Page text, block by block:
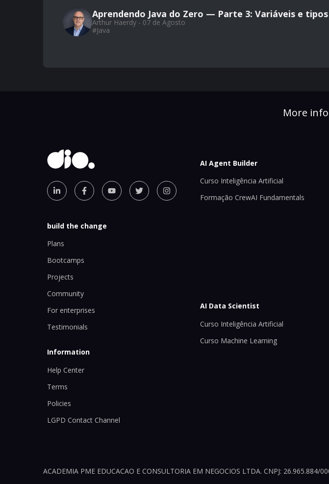
Aprendendo Java do Zero — Parte 3: Variáveis e
Arthur Haerdy - 07 de Agosto
#Java
More
build the change
Plans
Bootcamps
Projects
Community
For enterprises
Testimonials
Information
Help Center
Terms
Policies
LGPD Contact Channel
AI Agent Builder
Curso Inteligência Artificial
Formação CrewAI Fundamentals
AI Data Scientist
Curso Inteligência Artificial
Curso Machine Learning
ACADEMIA PME EDUCACAO E CONSULTORIA EM NEGOCIOS LTDA. CNPJ: 26.965.884/